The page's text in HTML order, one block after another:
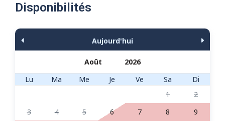
Disponibilités
Aujourd'hui
Lu Ma Me Je Ve Sa
Di
1
2
3
4 5 6 7 8 9